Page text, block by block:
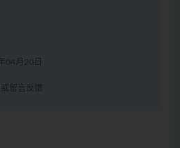
04月20日
留言反馈